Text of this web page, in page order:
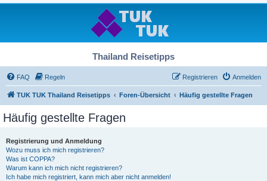
Thailand Reisetipps
FAQ Regeln Anmelden
Registrieren
TUK TUK Thailand Reisetipps Foren-Übersicht Häufig gestellte Fragen
Häufig gestellte Fragen
Registrierung und Anmeldung
Wozu muss ich mich registrieren?
Was ist COPPA?
Warum kann ich mich nicht registrieren?
Ich habe mich registriert, kann mich aber nicht anmelden!